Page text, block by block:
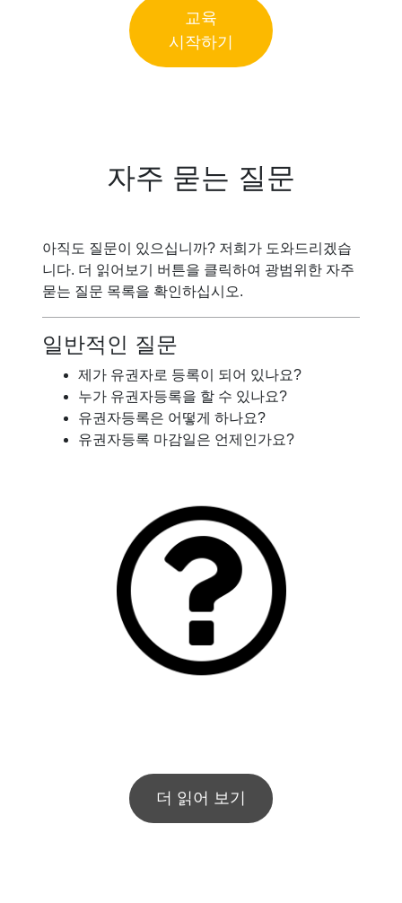
교육
시작하기
자주 묻는 질문
아직도 질문이 있으십니까? 저희가 도와드리겠습
니다. 더 읽어보기 버튼을 클릭하여 광범위한 자주
묻는 질문 목록을 확인하십시오.
일반적인 질문
제가 유권자로 등록이 되어 있나요?
누가 유권자등록을 할 수 있나요?
유권자등록은 어떻게 하나요?
유권자등록 마감일은 언제인가요?
더 읽어 보기